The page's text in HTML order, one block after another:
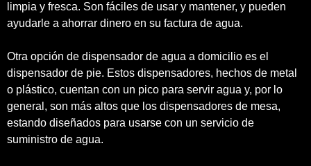
limpia y fresca. Son fáciles de usar y mantener, y pueden
ayudarle a ahorrar dinero en su factura de agua.
Otra opción de dispensador de agua a domicilio es el
dispensador de pie. Estos dispensadores, hechos de metal
o plástico, cuentan con un pico para servir agua y, por lo
general, son más altos que los dispensadores de mesa,
estando diseñados para usarse con un servicio de
suministro de agua.